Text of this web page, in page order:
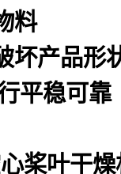
料
坏产品形
平稳可靠
桨叶干